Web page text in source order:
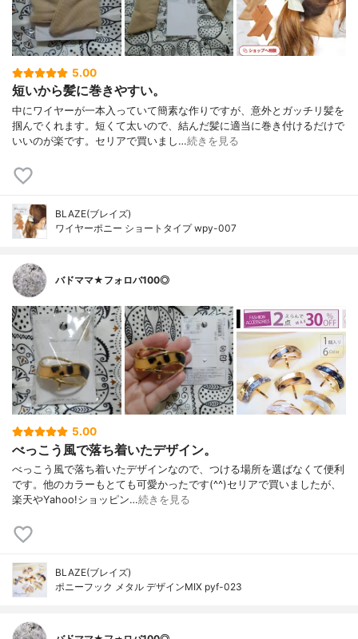
5.00
短いから髪に巻きやすい。
中にワイヤーが一本入っていて簡素な作りですが、意外とガッチリ髪を
掴んでくれます。短くて太いので、結んだ髪に適当に巻き付けるだけで
いいのが楽です。セリアで買いまし…続きを見る
BLAZE(ブレイズ)
ワイヤーポニー ショートタイプ wpy-007
バドママ★フォロバ100◎
5.00
べっこう風で落ち着いたデザイン。
べっこう風で落ち着いたデザインなので、つける場所を選ばなくて便利
です。他のカラーもとても可愛かったです(^^)セリアで買いましたが、
楽天やYahoo!ショッピン…続きを見る
BLAZE(ブレイズ)
ポニーフック メタル デザインMIX pyf-023